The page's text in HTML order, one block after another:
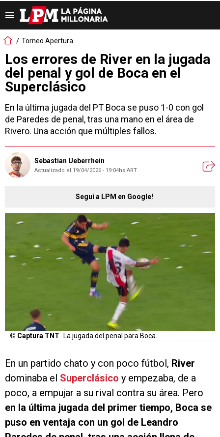
Torneo Apertura
Los errores de River en la jugada
del penal y gol de Boca en el
Superclásico
En la última jugada del PT Boca se puso 1-0 con gol
de Paredes de penal, tras una mano en el área de
Rivero. Una acción que múltiples fallos.
Sebastian Ueberrhein
Actualizado el 19/04/2026 - 19:04hs ART
Seguí a LPM en Google!
© Captura TNT La jugada del penal para Boca.
En un partido chato y con poco fútbol, River
dominaba el Superclásico y empezaba, de a
poco, a empujar a su rival contra su área. Pero
en la última jugada del primer tiempo, Boca se
puso en ventaja con un gol de Leandro